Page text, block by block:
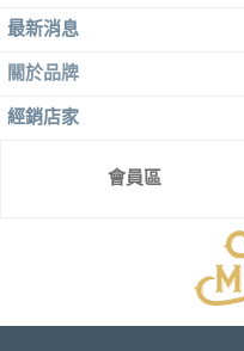
最新消息
關於品牌
經銷店家
會員區